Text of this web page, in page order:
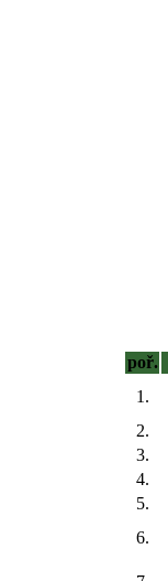
poř.
1.
2.
3.
4.
5.
6.